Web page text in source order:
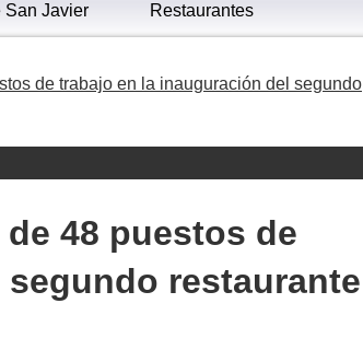
San Javier Restaurantes
de trabajo en la inauguración del segundo
48 puestos de
restaurante